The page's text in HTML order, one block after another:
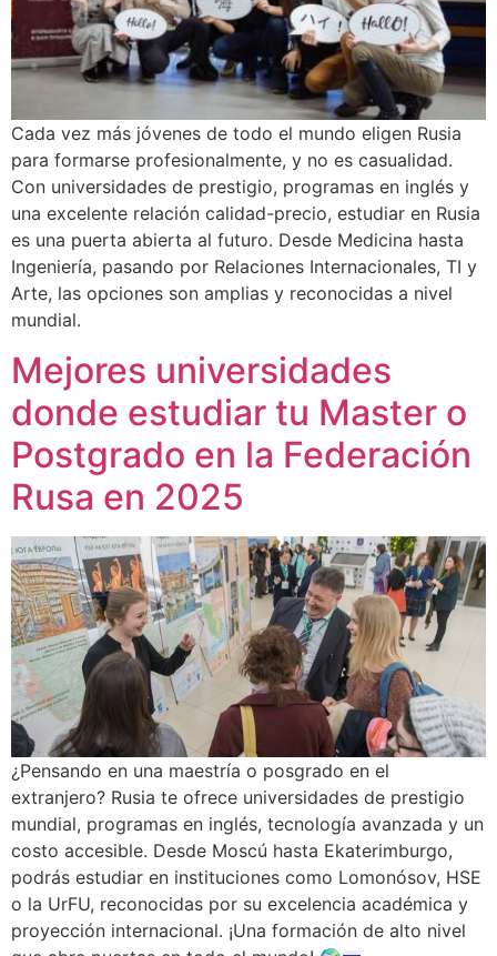
Cada vez más jóvenes de todo el mundo eligen Rusia
para formarse profesionalmente, y no es casualidad.
Con universidades de prestigio, programas en inglés y
una excelente relación calidad-precio, estudiar en Rusia
es una puerta abierta al futuro. Desde Medicina hasta
Ingeniería, pasando por Relaciones Internacionales, TI y
Arte, las opciones son amplias y reconocidas a nivel
mundial.
Mejores universidades
donde estudiar tu Master o
Postgrado en la Federación
Rusa en 2025
¿Pensando en una maestría o posgrado en el
extranjero? Rusia te ofrece universidades de prestigio
mundial, programas en inglés, tecnología avanzada y un
costo accesible. Desde Moscú hasta Ekaterimburgo,
podrás estudiar en instituciones como Lomonósov, HSE
o la UrFU, reconocidas por su excelencia académica y
proyección internacional. ¡Una formación de alto nivel